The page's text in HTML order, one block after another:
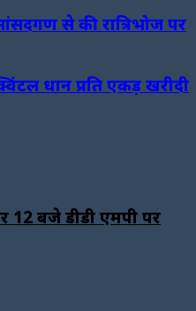
से की रात्रिभोज पर
धान प्रति एकड़ खरीदी
12 बजे डीडी एमपी पर